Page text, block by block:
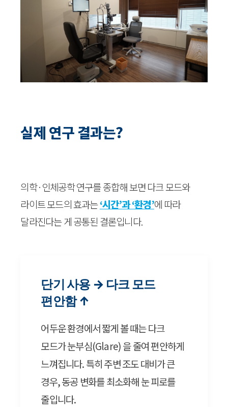
실제 연구 결과는?
의학·인체공학 연구를 종합해 보면 다크 모드와
라이트 모드의 효과는‘시간’과 ‘환경’에 따라
달라진다는 게 공통된 결론입니다.
단기 사용 → 다크 모드
편안함 ↑
어두운 환경에서 짧게 볼 때는 다크
모드가 눈부심(Glare) 을 줄여 편안하게
느껴집니다. 특히 주변 조도 대비가 큰
경우, 동공 변화를 최소화해 눈 피로를
줄입니다.